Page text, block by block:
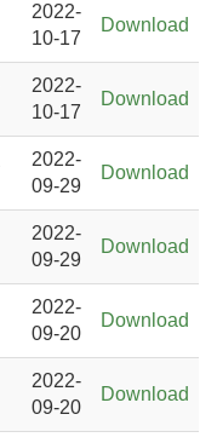
2022-
10-17
Download
2022-
10-17
Download
2022-
09-29
Download
2022-
09-29
Download
2022-
09-20
Download
2022-
09-20
Download